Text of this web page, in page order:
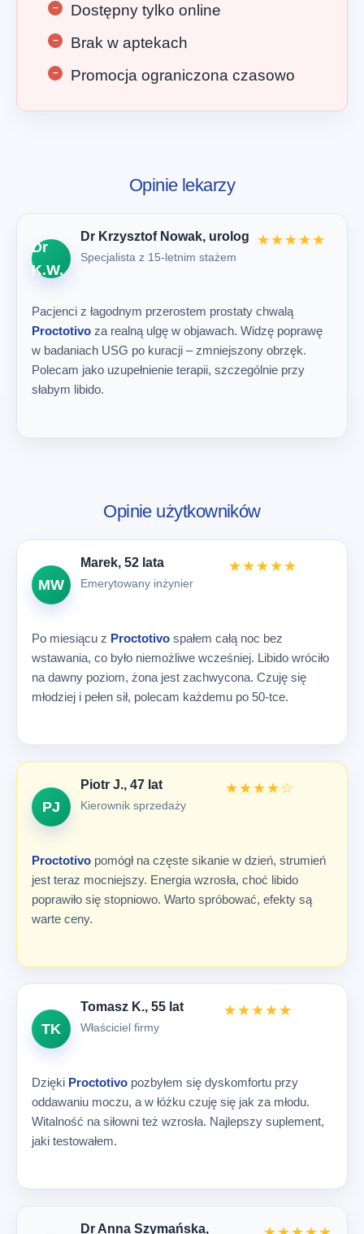
Dostępny tylko online
Brak w aptekach
Promocja ograniczona czasowo
Opinie lekarzy
Dr
K.W.
Dr Krzysztof Nowak, urolog
Specjalista z 15-letnim stażem
★★★★★
Pacjenci z łagodnym przerostem prostaty chwalą
Proctotivo za realną ulgę w objawach. Widzę poprawę
w badaniach USG po kuracji – zmniejszony obrzęk.
Polecam jako uzupełnienie terapii, szczególnie przy
słabym libido.
Opinie użytkowników
MW
Marek, 52 lata
Emerytowany inżynier
★★★★★
Po miesiącu z Proctotivo spałem całą noc bez
wstawania, co było niemożliwe wcześniej. Libido wróciło
na dawny poziom, żona jest zachwycona. Czuję się
młodziej i pełen sił, polecam każdemu po 50-tce.
PJ
Piotr J., 47 lat
Kierownik sprzedaży
★★★★☆
Proctotivo pomógł na częste sikanie w dzień, strumień
jest teraz mocniejszy. Energia wzrosła, choć libido
poprawiło się stopniowo. Warto spróbować, efekty są
warte ceny.
TK
Tomasz K., 55 lat
Właściciel firmy
★★★★★
Dzięki Proctotivo pozbyłem się dyskomfortu przy
oddawaniu moczu, a w łóżku czuję się jak za młodu.
Witalność na siłowni też wzrosła. Najlepszy suplement,
jaki testowałem.
Dr Anna Szymańska,